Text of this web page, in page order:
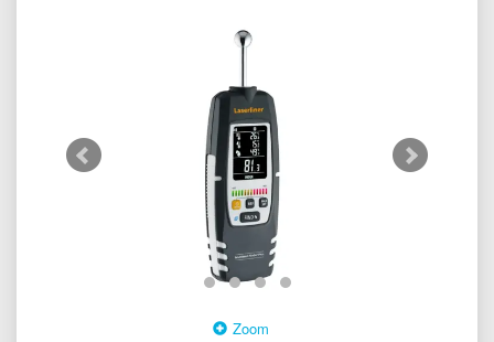
Zoom